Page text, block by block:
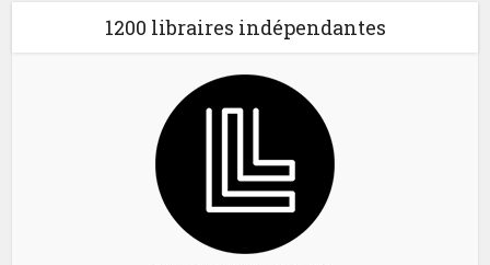
1200 libraires indépendantes